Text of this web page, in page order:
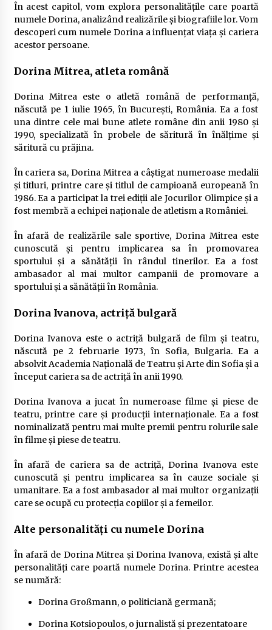
În acest capitol, vom explora personalitățile care poartă
numele Dorina, analizând realizările și biografiile lor. Vom
descoperi cum numele Dorina a influențat viața și cariera
acestor persoane.
Dorina Mitrea, atleta română
Dorina Mitrea este o atletă română de performanță,
născută pe 1 iulie 1965, în București, România. Ea a fost
una dintre cele mai bune atlete române din anii 1980 și
1990, specializată în probele de săritură în înălțime și
săritură cu prăjina.
În cariera sa, Dorina Mitrea a câștigat numeroase medalii
și titluri, printre care și titlul de campioană europeană în
1986. Ea a participat la trei ediții ale Jocurilor Olimpice și a
fost membră a echipei naționale de atletism a României.
În afară de realizările sale sportive, Dorina Mitrea este
cunoscută și pentru implicarea sa în promovarea
sportului și a sănătății în rândul tinerilor. Ea a fost
ambasador al mai multor campanii de promovare a
sportului și a sănătății în România.
Dorina Ivanova, actriță bulgară
Dorina Ivanova este o actriță bulgară de film și teatru,
născută pe 2 februarie 1973, în Sofia, Bulgaria. Ea a
absolvit Academia Națională de Teatru și Arte din Sofia și a
început cariera sa de actriță în anii 1990.
Dorina Ivanova a jucat în numeroase filme și piese de
teatru, printre care și producții internaționale. Ea a fost
nominalizată pentru mai multe premii pentru rolurile sale
în filme și piese de teatru.
În afară de cariera sa de actriță, Dorina Ivanova este
cunoscută și pentru implicarea sa în cauze sociale și
umanitare. Ea a fost ambasador al mai multor organizații
care se ocupă cu protecția copiilor și a femeilor.
Alte personalități cu numele Dorina
În afară de Dorina Mitrea și Dorina Ivanova, există și alte
personalități care poartă numele Dorina. Printre acestea
se numără:
Dorina Großmann, o politiciană germană;
Dorina Kotsiopoulos, o jurnalistă și prezentatoare